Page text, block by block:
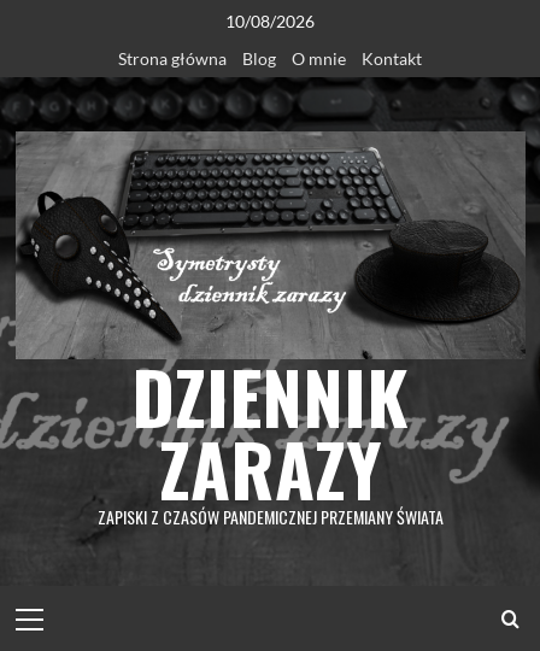
content
10/08/2026
Strona główna
Blog O mnie Kontakt
DZIENNIK
ZARAZY
ZAPISKI Z CZASÓW PANDEMICZNEJ PRZEMIANY ŚWIATA
Menu